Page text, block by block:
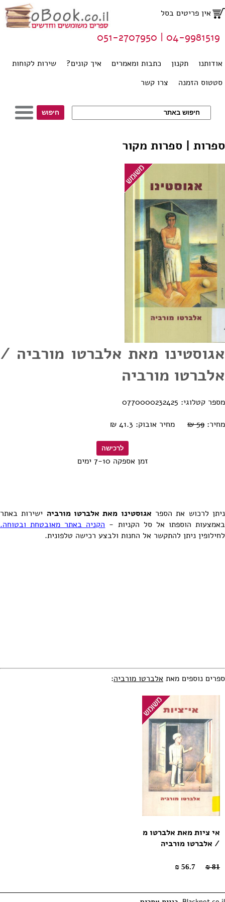
אין פריטים בסל
אודותנו תקנון כתבות ומאמרים איך קונים?
שירות לקוחות
סטטוס הזמנה
צרו קשר
04-9981519 | 051-2707950
ספרות | ספרות מקור
אגוסטינו מאת אלברטו מורביה /
אלברטו מורביה
מספר קטלוגי: 0770000232425
מחיר: 59 ₪ מחיר אובוק: 41.3 ₪
זמן אספקה 7-10 ימים
ניתן לרכוש את הספר אגוסטינו מאת אלברטו מורביה ישירות באתר
באמצעות הוספתו אל סל הקניות - הקניה באתר מאובטחת ובטוחה.
לחילופין ניתן להתקשר אל החנות ולבצע רכישה טלפונית.
ספרים נוספים מאת אלברטו מורביה:
אי ציות מאת אלברטו מ
/ אלברטו מורביה
81 ₪